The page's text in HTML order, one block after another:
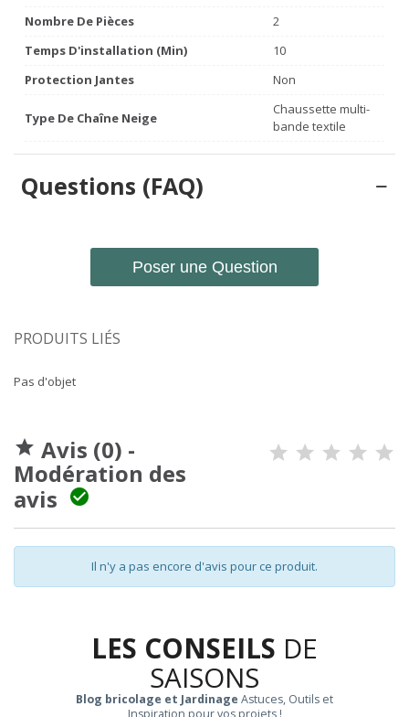
Nombre De Pièces
2
Temps D'installation (min)
10
Protection Jantes
Non
Type De Chaîne Neige
Chaussette multi-
bande textile
Questions (FAQ)
Poser une Question
PRODUITS LIÉS
Pas d'objet
 Avis (0) -
Modération des
avis

Il n'y a pas encore d'avis pour ce produit.
LES CONSEILS DE
SAISONS
Blog bricolage et Jardinage Astuces, Outils et
Inspiration pour vos projets !